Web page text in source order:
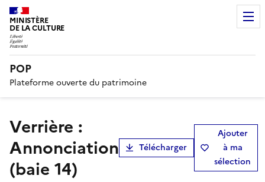
MINISTÈRE
DE LA CULTURE
POP
Plateforme ouverte du patrimoine
verrière :
Annonciation
(baie 14)
Télécharger
Ajouter
à ma
sélection